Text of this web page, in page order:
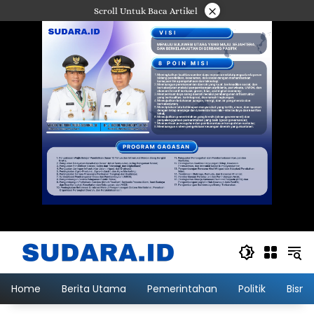
ke
Scroll Untuk Baca Artikel ×
Home Berita Utama Pemerintahan Politik